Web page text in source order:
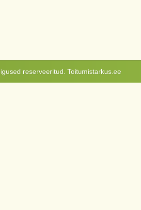
reserveeritud. Toitumistarkus.ee